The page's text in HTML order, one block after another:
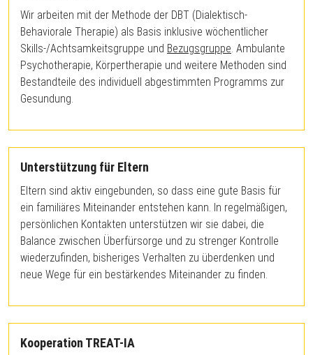
Wir arbeiten mit der Methode der DBT (Dialektisch-
Behaviorale Therapie) als Basis inklusive wöchentlicher
Skills-/Achtsamkeitsgruppe und Bezugsgruppe. Ambulante
Psychotherapie, Körpertherapie und weitere Methoden sind
Bestandteile des individuell abgestimmten Programms zur
Gesundung.
Unterstützung für Eltern
Eltern sind aktiv eingebunden, so dass eine gute Basis für
ein familiäres Miteinander entstehen kann. In regelmäßigen,
persönlichen Kontakten unterstützen wir sie dabei, die
Balance zwischen Überfürsorge und zu strenger Kontrolle
wiederzufinden, bisheriges Verhalten zu überdenken und
neue Wege für ein bestärkendes Miteinander zu finden.
Kooperation TREAT-IA